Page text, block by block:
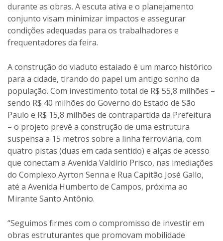
durante as obras. A escuta ativa e o planejamento
conjunto visam minimizar impactos e assegurar
condições adequadas para os trabalhadores e
frequentadores da feira.
A construção do viaduto estaiado é um marco histórico
para a cidade, tirando do papel um antigo sonho da
população. Com investimento total de R$ 55,8 milhões –
sendo R$ 40 milhões do Governo do Estado de São
Paulo e R$ 15,8 milhões de contrapartida da Prefeitura
– o projeto prevê a construção de uma estrutura
suspensa a 15 metros sobre a linha ferroviária, com
quatro pistas (duas em cada sentido) e alças de acesso
que conectam a Avenida Valdírio Prisco, nas imediações
do Complexo Ayrton Senna e Rua Capitão José Gallo,
até a Avenida Humberto de Campos, próxima ao
Mirante Santo Antônio.
“Seguimos firmes com o compromisso de investir em
obras estruturantes que promovam mobilidade